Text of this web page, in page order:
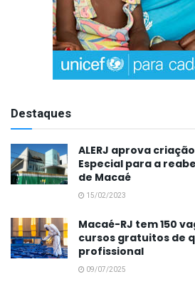
Destaques
ALERJ aprova
Especial para a
de Macaé
15/02/2023
Macaé-RJ tem 150
cursos gratuitos de
profissional
09/07/2025